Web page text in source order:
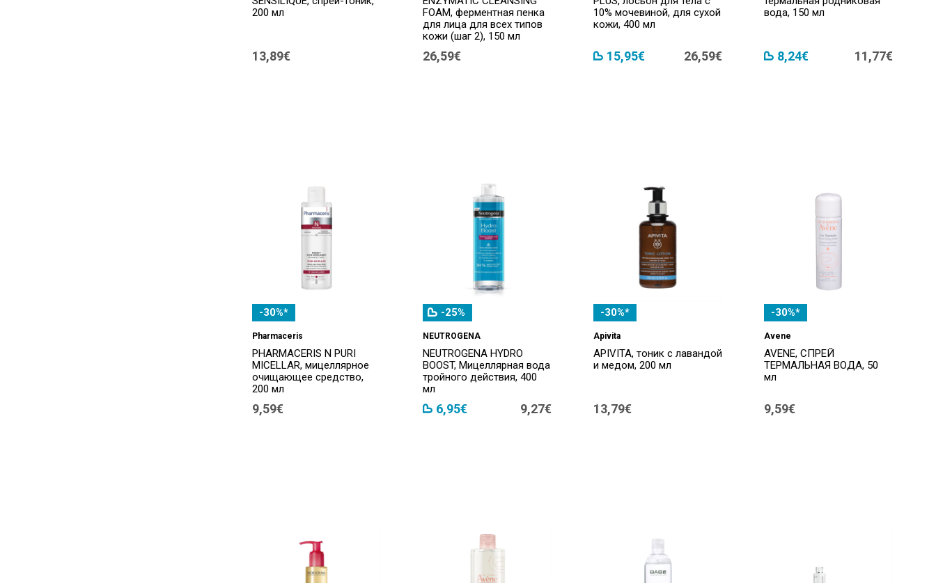
200 мл
13,89€
FOAM, ферментная пенка
для лица для всех типов
кожи (шаг 2), 150 мл
26,59€
10% мочевиной, для сухой
кожи, 400 мл
15,95€ 26,59€
вода, 150 мл
8,24€ 11,77€
-30%*
Pharmaceris
PHARMACERIS N PURI
MICELLAR, мицеллярное
очищающее средство,
200 мл
9,59€
-25%
NEUTROGENA
NEUTROGENA HYDRO
BOOST, Мицеллярная вода
тройного действия, 400
мл
6,95€ 9,27€
-30%*
Apivita
APIVITA, тоник с лавандой
и медом, 200 мл
13,79€
-30%*
Avene
AVENE, СПРЕЙ
ТЕРМАЛЬНАЯ ВОДА, 50
мл
9,59€